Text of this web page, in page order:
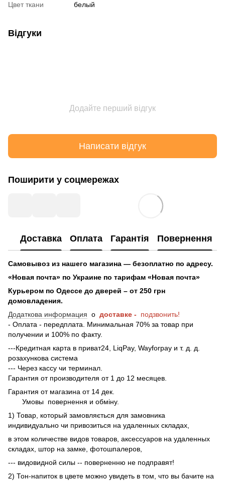
Цвет ткани
белый
Відгуки
Додайте перший відгук
Написати відгук
Поширити у соцмережах
Доставка Оплата Гарантія Повернення
Самовывоз из нашего магазина — безоплатно по адресу.
«Новая почта» по Украине по тарифам «Новая почта»
Курьером по Одессе до дверей – от 250 грн
домовладения.
Додаткова информация о доставке - подзвонить!
- Оплата - передплата. Минимальная 70% за товар при
получении и 100% по факту.
---Кредитная карта в приват24, LiqPay, Wayforpay и т. д. д.
розахункова система
--- Через кассу чи терминал.
Гарантия от производителя от 1 до 12 месяцев.
Гарантия от магазина от 14 дек.
Умовы повернення и обміну.
1) Товар, который замовляється для замовника
индивидуально чи привозиться на удаленных складах,
в этом количестве видов товаров, аксессуаров на удаленных
складах, штор на замке, фотошпалеров,
--- видовидной силы -- поверненню не подправят!
2) Тон-напиток в цвете можно увидеть в том, что вы бачите на